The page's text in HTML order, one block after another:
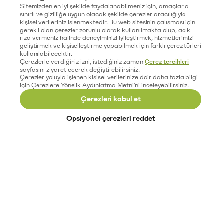
Sitemizden en iyi şekilde faydalanabilmeniz için, amaçlarla
sınırlı ve gizliliğe uygun olacak şekilde çerezler aracılığıyla
kişisel verileriniz işlenmektedir. Bu web sitesinin çalışması için
gerekli olan çerezler zorunlu olarak kullanılmakta olup, açık
rıza vermeniz halinde deneyiminizi iyileştirmek, hizmetlerimizi
geliştirmek ve kişiselleştirme yapabilmek için farklı çerez türleri
kullanılabilecektir.
Çerezlerle verdiğiniz izni, istediğiniz zaman Çerez tercihleri
sayfasını ziyaret ederek değiştirebilirsiniz.
Çerezler yoluyla işlenen kişisel verilerinize dair daha fazla bilgi
için Çerezlere Yönelik Aydınlatma Metni'ni inceleyebilirsiniz.
Çerezleri kabul et
Opsiyonel çerezleri reddet